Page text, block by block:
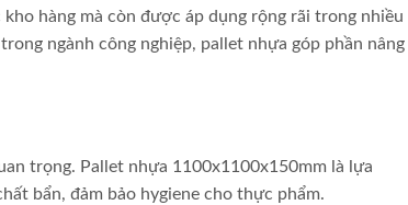
hàng mà còn được áp dụng rộng rãi trong nhiều
ngành công nghiệp, pallet nhựa góp phần nâng
trọng. Pallet nhựa 1100x1100x150mm là lựa
bẩn, đảm bảo hygiene cho thực phẩm.